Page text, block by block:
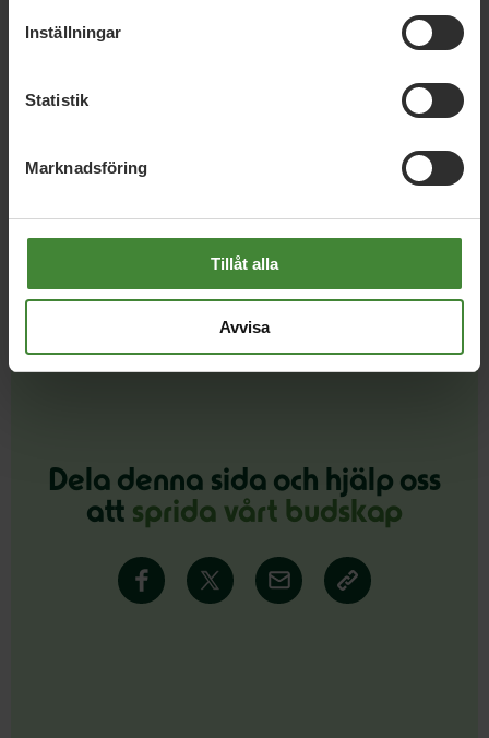
Inställningar
Statistik
Marknadsföring
Tillåt alla
Avvisa
Cykling
Se fler
Dela denna sida och hjälp oss
att sprida vårt budskap